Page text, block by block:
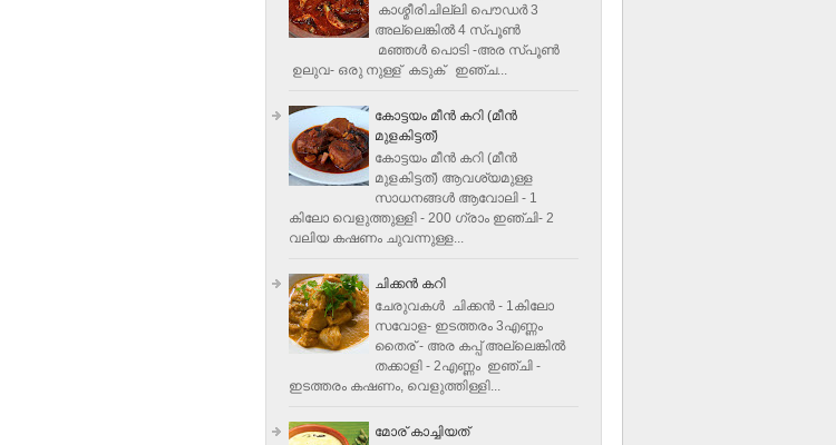
കാശ്മീരിചില്ലി പൌഡർ 3
അല്ലെങ്കിൽ 4 സ്പൂണ്‍
മഞ്ഞൾ പൊടി -അര സ്പൂണ്‍
ഉലുവ- ഒരു നുള്ള് കടുക് ഇഞ്ച...
കോട്ടയം മീന്‍ കറി (മീന്‍
മുളകിട്ടത്‌)
കോട്ടയം മീന്‍ കറി (മീന്‍
മുളകിട്ടത്‌) ആവശ്യമുള്ള
സാധനങ്ങള്‍ ആവോലി - 1
കിലോ വെളുത്തുള്ളി - 200 ഗ്രാം ഇഞ്ചി- 2
വലിയ കഷണം ചുവന്നുള്ള...
ചിക്കന്‍ കറി
ചേരുവകൾ ചിക്കന്‍ - 1കിലോ
സവോള- ഇടത്തരം 3എണ്ണം
തൈര് - അര കപ്പ്‌ അല്ലെങ്കില്‍
തക്കാളി - 2എണ്ണം ഇഞ്ചി -
ഇടത്തരം കഷണം, വെളുത്തിള്ളി...
മോര് കാച്ചിയത്